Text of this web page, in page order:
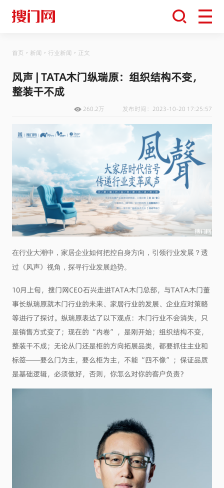
首页 新闻 行业新闻 正文
风声 | TATA木门纵瑞原：组织结构不变，
整装干不成
260.2万 发布时间：2023-10-20 17:25:57
在行业大潮中，家居企业如何把控自身方向，引领行业发展？透
过《风声》视角，探寻行业发展趋势。
10月上旬，搜门网CEO石兴走进TATA木门总部，与TATA木门董
事长纵瑞原就木门行业的未来、家居行业的发展、企业应对策略
等进行了探讨。纵瑞原表达了以下观点：木门行业不会消失，只
是销售方式变了；现在的“内卷”，是刚开始；组织结构不变，
整装干不成；无论从门还是柜的方向拓展品类，都要抓住主业和
标签——要么门为主，要么柜为主，不能“四不像”；保证品质
是基础逻辑，必须做好，否则，你怎么对你的客户负责？